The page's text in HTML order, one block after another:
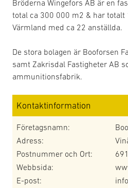
Bröderna Wingefors AB är en
total ca 300 000 m2 & har totalt
Värmland med ca 22 anställda.
De stora bolagen är Booforsen
samt Zakrisdal Fastigheter AB
ammunitionsfabrik.
Kontaktinformation
Företagsnamn:
Adress:
Postnummer och Ort:
Webbsida:
E-post: